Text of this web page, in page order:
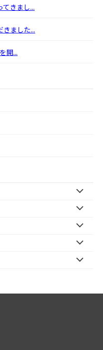
きまし...
ました...
開...